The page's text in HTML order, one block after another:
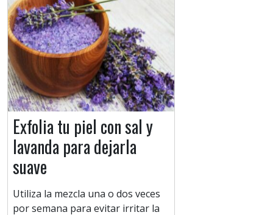
Exfolia tu piel con sal y
lavanda para dejarla
suave
Utiliza la mezcla una o dos veces
por semana para evitar irritar la